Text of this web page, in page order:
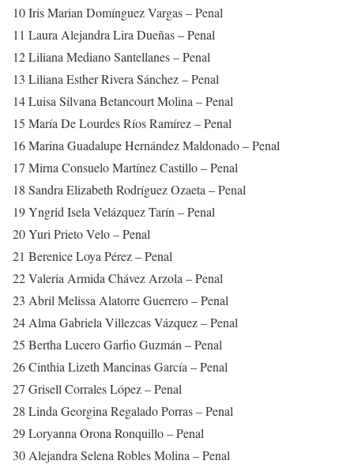
10 Iris Marian Domínguez Vargas – Penal
11 Laura Alejandra Lira Dueñas – Penal
12 Liliana Mediano Santellanes – Penal
13 Liliana Esther Rivera Sánchez – Penal
14 Luisa Silvana Betancourt Molina – Penal
15 María De Lourdes Ríos Ramírez – Penal
16 Marina Guadalupe Hernández Maldonado – Penal
17 Mirna Consuelo Martínez Castillo – Penal
18 Sandra Elizabeth Rodríguez Ozaeta – Penal
19 Yngrid Isela Velázquez Tarín – Penal
20 Yuri Prieto Velo – Penal
21 Berenice Loya Pérez – Penal
22 Valeria Armida Chávez Arzola – Penal
23 Abril Melissa Alatorre Guerrero – Penal
24 Alma Gabriela Villezcas Vázquez – Penal
25 Bertha Lucero Garfio Guzmán – Penal
26 Cinthia Lizeth Mancinas García – Penal
27 Grisell Corrales López – Penal
28 Linda Georgina Regalado Porras – Penal
29 Loryanna Orona Ronquillo – Penal
30 Alejandra Selena Robles Molina – Penal